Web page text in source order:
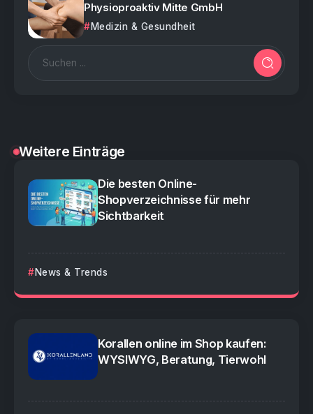
Physioproaktiv Mitte GmbH
Medizin & Gesundheit
Weitere Einträge
Die besten Online-
Shopverzeichnisse für mehr
Sichtbarkeit
News & Trends
Korallen online im Shop kaufen:
WYSIWYG, Beratung, Tierwohl